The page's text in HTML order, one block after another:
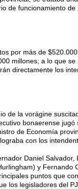
de funcionamiento
por más de
millones; a lo que
directamente los
de la vorágine
bonaerense
de Economía
con los
Daniel
y Fernando
puntos que
los legisladores del